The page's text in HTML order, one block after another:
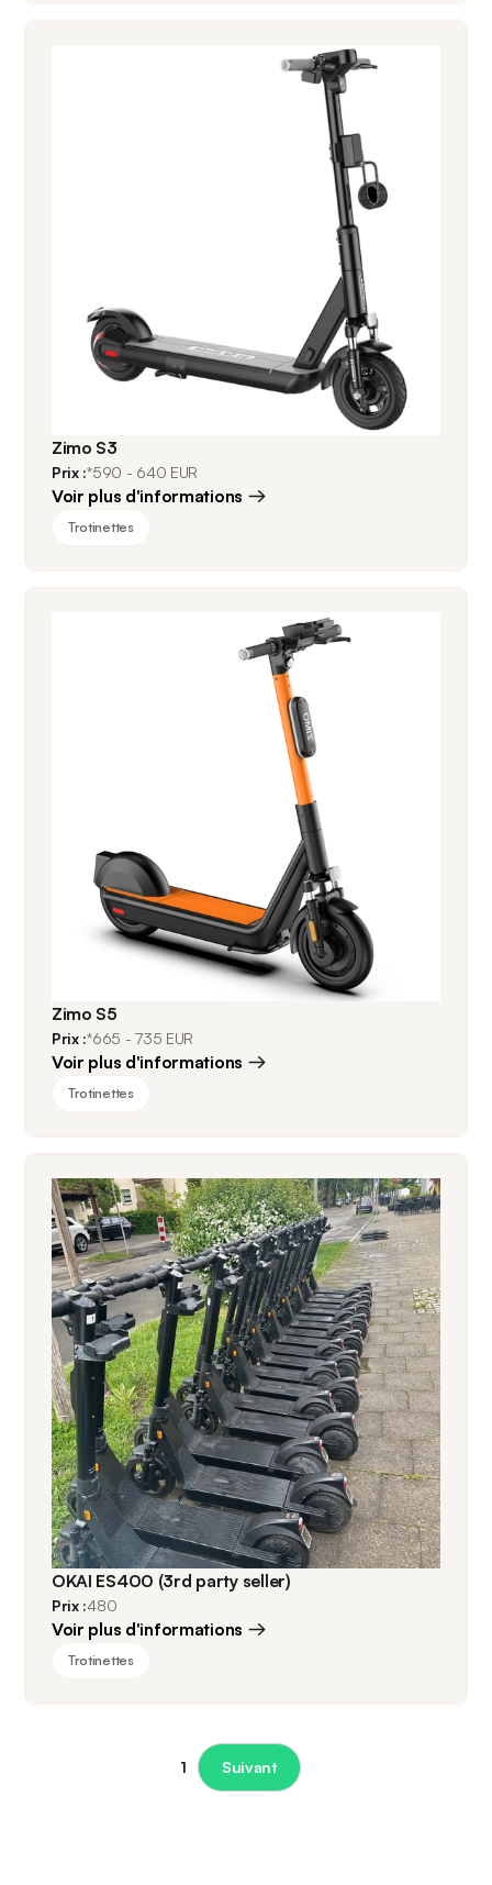
Zimo S3
Prix :*590 - 640 EUR
Voir plus d'informations
Trotinettes
Zimo S5
Prix :*665 - 735 EUR
Voir plus d'informations
Trotinettes
OKAI ES400 (3rd party seller)
Prix :480
Voir plus d'informations
Trotinettes
1 Suivant